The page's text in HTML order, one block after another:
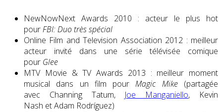
NewNowNext Awards 2010 : acteur le plus hot
pourFBI: Duo très spécial
Online Film and Television Association 2012 : meilleur
acteur invité dans une série télévisée comique
pour Glee
MTV Movie & TV Awards 2013 : meilleur moment
musical dans un film pourMagic Mike(partagée
avec Channing Tatum, Joe Manganiello, Kevin
Nash et Adam Rodríguez)